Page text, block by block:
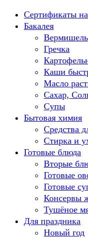
Перейти
содержанию
Сертификаты
Бакалея
Вермишель
Гречка
Каши
Масло
Сахар,
Супы
Бытовая химия
Средства
Стирка и
Готовые блюда
Вторые
Готовые
Готовые
Консервы
Тушёное
Для праздника
Новый год